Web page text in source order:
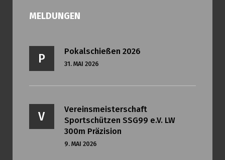
MELDUNGEN
P
Pokalschießen 2026
31. MAI 2026
V
Vereinsmeisterschaft
Sportschützen SSG99 e.V. LW
300m Präzision
9. MAI 2026